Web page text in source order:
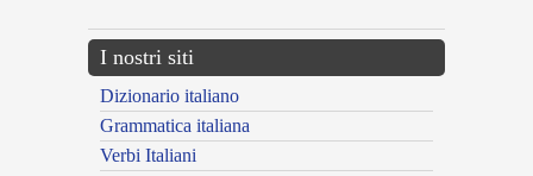
I nostri siti
Dizionario italiano
Grammatica italiana
Verbi Italiani